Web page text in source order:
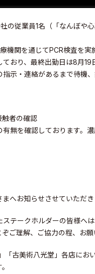
の従業員1名（「なんぼや
機関を通じてPCR検査を
おり、最終出勤日は8月
示・連絡があるまで待機、
者の確認
無を確認しております。
へお知らせさせていただき
テークホルダーの皆様へ
ご理解、ご協力の程、お願
「古美術八光堂」各店にお